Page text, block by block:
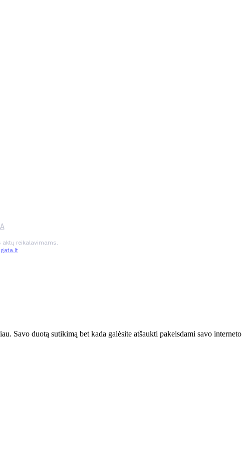
aktų reikalavimams.
Savo duotą sutikimą bet kada galėsite atšaukti pakeisdami savo interneto